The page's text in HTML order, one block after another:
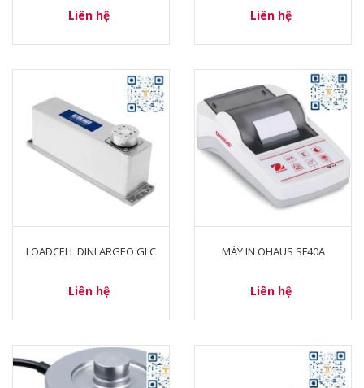
Liên hệ Liên hệ
LOADCELL DINI ARGEO GLC
Liên hệ
MÁY IN OHAUS SF40A
Liên hệ